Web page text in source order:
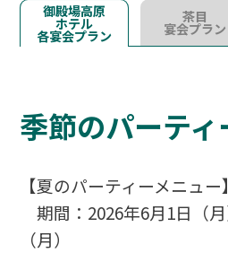
御殿場高原
ホテル
各宴会プラン
茶目
宴会プラン
季節のパーティ
【夏のパーティーメニュー】
期間：2026年6月1日（
（月）